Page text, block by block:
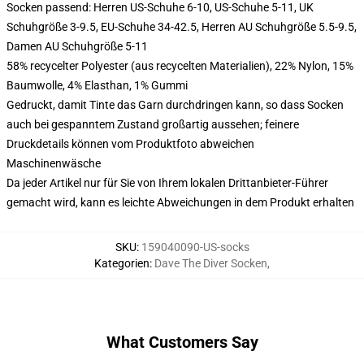
Socken passend: Herren US-Schuhe 6-10, US-Schuhe 5-11, UK
Schuhgröße 3-9.5, EU-Schuhe 34-42.5, Herren AU Schuhgröße 5.5-9.5,
Damen AU Schuhgröße 5-11
58% recycelter Polyester (aus recycelten Materialien), 22% Nylon, 15%
Baumwolle, 4% Elasthan, 1% Gummi
Gedruckt, damit Tinte das Garn durchdringen kann, so dass Socken
auch bei gespanntem Zustand großartig aussehen; feinere
Druckdetails können vom Produktfoto abweichen
Maschinenwäsche
Da jeder Artikel nur für Sie von Ihrem lokalen Drittanbieter-Führer
gemacht wird, kann es leichte Abweichungen in dem Produkt erhalten
SKU: 159040090-US-socks
Kategorien: Dave The Diver Socken,
What Customers Say